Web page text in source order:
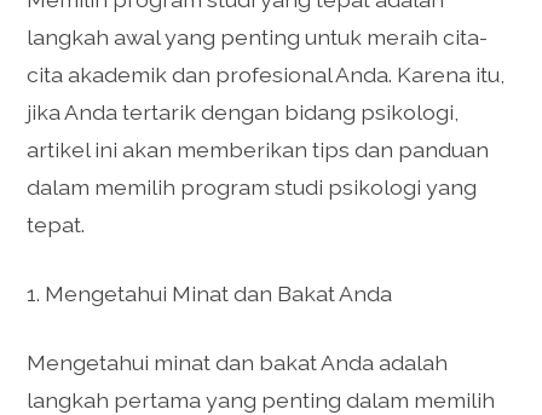
langkah awal yang penting untuk meraih cita-
cita akademik dan profesional Anda. Karena itu,
jika Anda tertarik dengan bidang psikologi,
artikel ini akan memberikan tips dan panduan
dalam memilih program studi psikologi yang
tepat.
1. Mengetahui Minat dan Bakat Anda
Mengetahui minat dan bakat Anda adalah
langkah pertama yang penting dalam memilih